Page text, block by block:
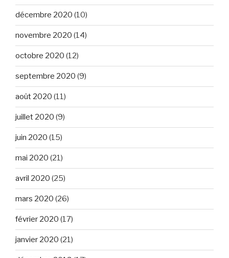
décembre 2020 (10)
novembre 2020 (14)
octobre 2020 (12)
septembre 2020 (9)
août 2020 (11)
juillet 2020 (9)
juin 2020 (15)
mai 2020 (21)
avril 2020 (25)
mars 2020 (26)
février 2020 (17)
janvier 2020 (21)